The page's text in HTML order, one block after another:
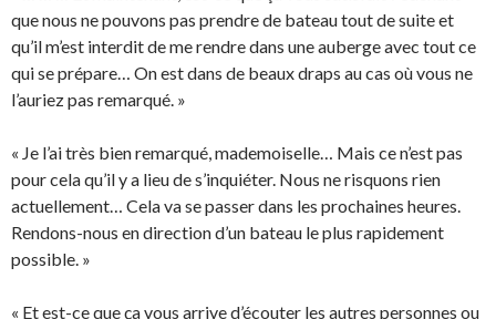
que nous ne pouvons pas prendre de bateau tout de suite et
qu’il m’est interdit de me rendre dans une auberge avec tout ce
qui se prépare… On est dans de beaux draps au cas où vous ne
l’auriez pas remarqué. »
« Je l’ai très bien remarqué, mademoiselle… Mais ce n’est pas
pour cela qu’il y a lieu de s’inquiéter. Nous ne risquons rien
actuellement… Cela va se passer dans les prochaines heures.
Rendons-nous en direction d’un bateau le plus rapidement
possible. »
« Et est-ce que ça vous arrive d’écouter les autres personnes ou